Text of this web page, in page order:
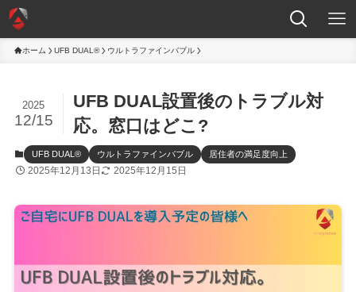
ホーム UFB DUAL® ウルトラファインバブル
UFB DUAL設置後のトラブル対
応。窓口はどこ?
2025
12/15
UFB DUAL® ウルトラファインバブル 居住者の満足度向上
2025年12月13日 2025年12月15日